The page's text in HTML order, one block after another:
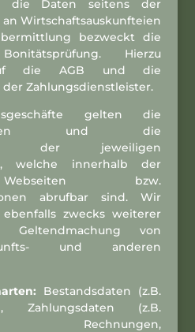
die Daten seitens der
Wirtschaftsauskunfteien
bezweckt die
Hierzu
die AGB und die
Zahlungsdienstleister.
gelten die
und die
der jeweiligen
welche innerhalb der
bzw.
abrufbar sind. Wir
zwecks weiterer
Geltendmachung von
und anderen
Bestandsdaten (z.B.
Zahlungsdaten (z.B.
Rechnungen,